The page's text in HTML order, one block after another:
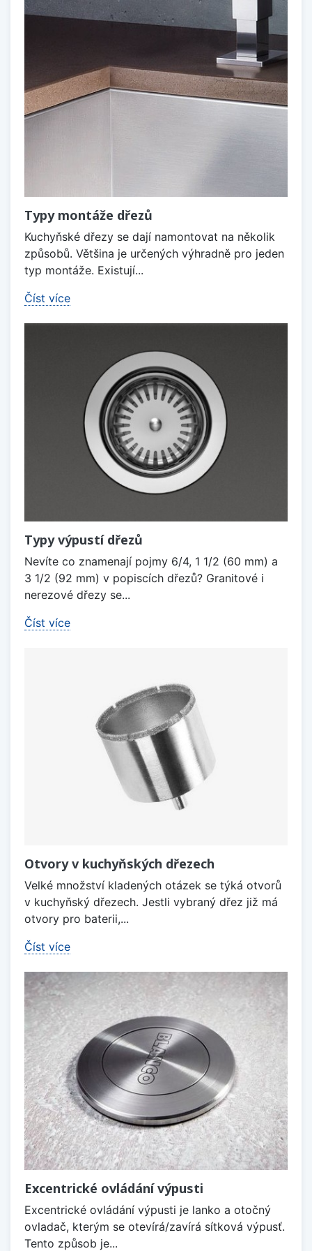
Typy montáže dřezů
Kuchyňské dřezy se dají namontovat na několik
způsobů. Většina je určených výhradně pro jeden
typ montáže. Existují...
Číst více
Typy výpustí dřezů
Nevíte co znamenají pojmy 6/4, 1 1/2 (60 mm) a
3 1/2 (92 mm) v popiscích dřezů? Granitové i
nerezové dřezy se...
Číst více
Otvory v kuchyňských dřezech
Velké množství kladených otázek se týká otvorů
v kuchyňský dřezech. Jestli vybraný dřez již má
otvory pro baterii,...
Číst více
Excentrické ovládání výpusti
Excentrické ovládání výpusti je lanko a otočný
ovladač, kterým se otevírá/zavírá sítková výpusť.
Tento způsob je...